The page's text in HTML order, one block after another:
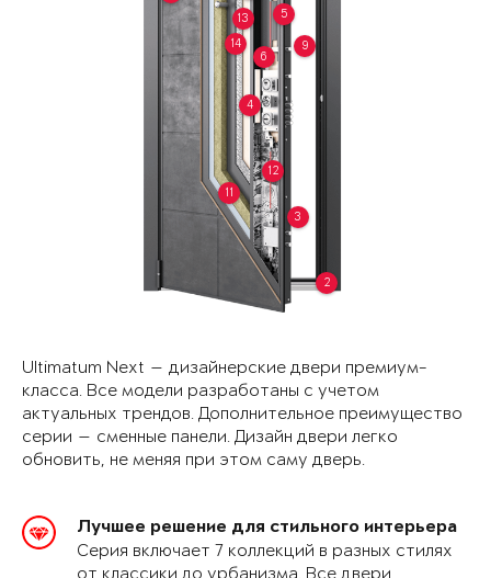
2
3
4
5
6
9
11
12
13
14
Ultimatum Next — дизайнерские двери премиум-
класса. Все модели разработаны с учетом
актуальных трендов. Дополнительное преимущество
серии — сменные панели. Дизайн двери легко
обновить, не меняя при этом саму дверь.
Лучшее решение для стильного интерьера
Серия включает 7 коллекций в разных стилях